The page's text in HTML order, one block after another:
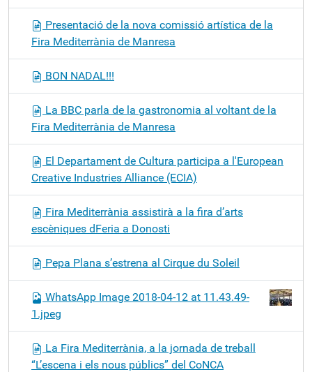
Presentació de la nova comissió artística de la
Fira Mediterrània de Manresa
BON NADAL!!!
La BBC parla de la gastronomia al voltant de la
Fira Mediterrània de Manresa
El Departament de Cultura participa a l'European
Creative Industries Alliance (ECIA)
Fira Mediterrània assistirà a la fira d’arts
escèniques dFeria a Donosti
Pepa Plana s’estrena al Cirque du Soleil
WhatsApp Image 2018-04-12 at 11.43.49-
1.jpeg
La Fira Mediterrània, a la jornada de treball
“L’escena i els nous públics” del CoNCA